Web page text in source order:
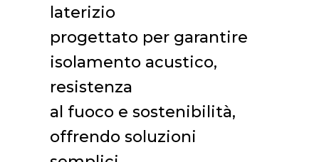
laterizio
progettato per garantire
isolamento acustico,
resistenza
al fuoco e sostenibilità,
offrendo soluzioni